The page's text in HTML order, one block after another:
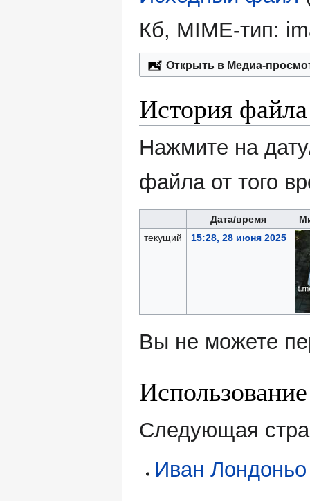
Кб, MIME-тип:
Открыть в Медиа-
История файла
Нажмите на
файла от того
Дата/время
текущий
15:28, 28 июня 2025
Вы не можете
Следующая
Иван Лондоньо